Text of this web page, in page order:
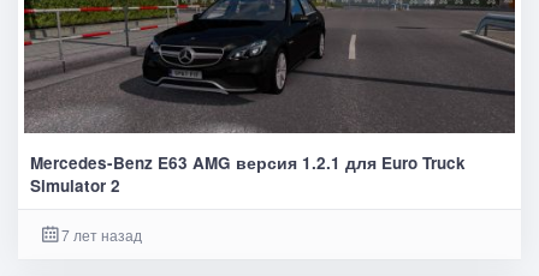
Mercedes-Benz E63 AMG версия 1.2.1 для Euro Truck
Simulator 2
7 лет назад